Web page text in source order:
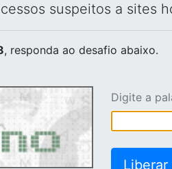
suspeitos a sites
, responda ao desafio abaixo.
Digite a